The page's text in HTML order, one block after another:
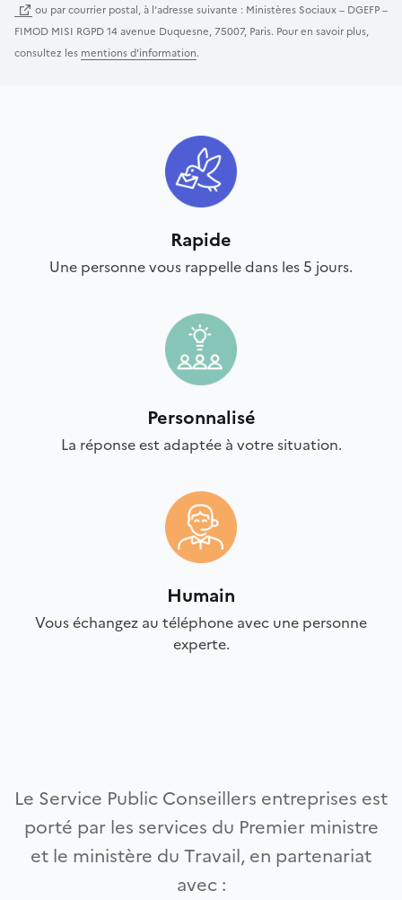
ou par courrier postal, à l’adresse suivante : Ministères Sociaux – DGEFP –
FIMOD MISI RGPD 14 avenue Duquesne, 75007, Paris. Pour en savoir plus,
consultez les mentions d'information.
Rapide
Une personne vous rappelle dans les 5 jours.
Personnalisé
La réponse est adaptée à votre situation.
Humain
Vous échangez au téléphone avec une personne
experte.
Le Service Public Conseillers entreprises est
porté par les services du Premier ministre
et le ministère du Travail, en partenariat
avec :